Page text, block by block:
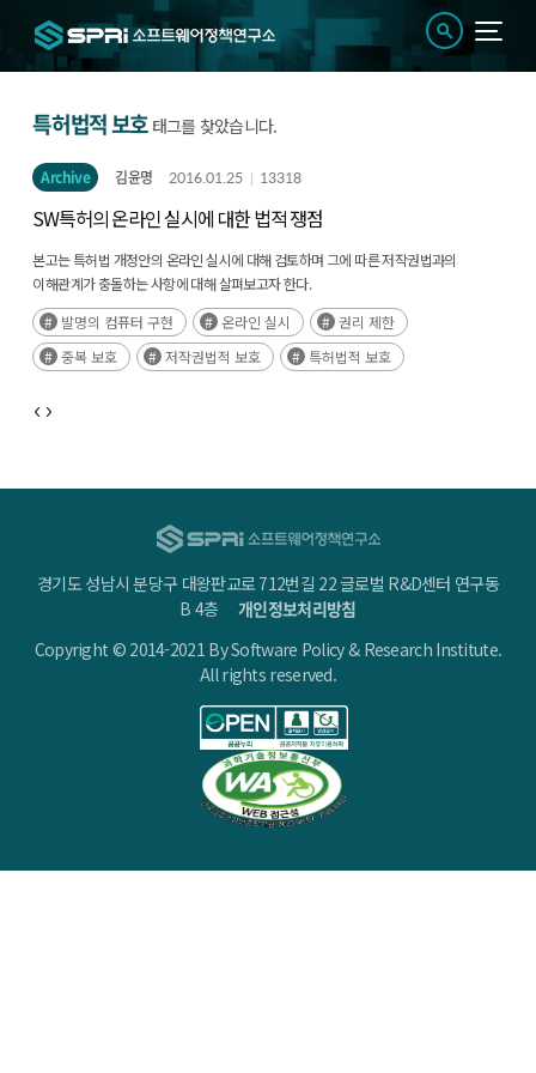
특허법적 보호 태그를 찾았습니다.
Archive 김윤명 2016.01.25 13318
SW특허의 온라인 실시에 대한 법적 쟁점
본고는 특허법 개정안의 온라인 실시에 대해 검토하며 그에 따른 저작권법과의
이해관계가 충돌하는 사항에 대해 살펴보고자 한다.
발명의 컴퓨터 구현
온라인 실시
권리 제한
중복 보호
저작권법적 보호 특허법적 보호
경기도 성남시 분당구 대왕판교로 712번길 22 글로벌 R&D센터 연구동
B 4층개인정보처리방침
Copyright © 2014-2021 By Software Policy & Research Institute.
All rights reserved.